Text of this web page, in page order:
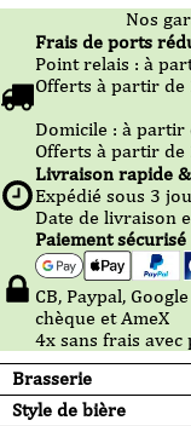
Brasserie
Style de bière
Nos
Frais de ports
Point relais : à
Offerts à partir de
Domicile : à partir
Offerts à partir de
Livraison rapide
Expédié sous 3
Date de livraison
Paiement sécurisé
CB, Paypal,
chèque et AmeX
4x sans frais avec